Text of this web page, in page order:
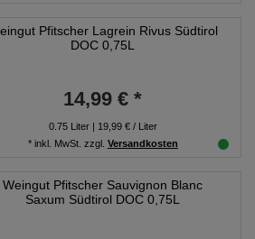
Pfitscher Lagrein Rivus Südtirol
DOC 0,75L
14,99 € *
0.75Liter| 19,99 € / Liter
* inkl. MwSt. zzgl. Versandkosten
Weingut Pfitscher Sauvignon Blanc
Saxum Südtirol DOC 0,75L